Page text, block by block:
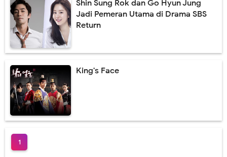
Shin Sung Rok dan Go Hyun Jung
Jadi Pemeran Utama di Drama SBS
Return
King's Face
1